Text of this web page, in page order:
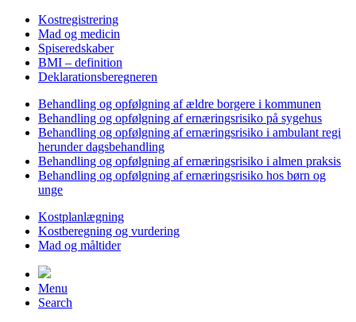
Kostregistrering
Mad og medicin
Spiseredskaber
BMI – definition
Deklarationsberegneren
Behandling og opfølgning af ældre borgere i kommunen
Behandling og opfølgning af ernæringsrisiko på sygehus
Behandling og opfølgning af ernæringsrisiko i ambulant regi
herunder dagsbehandling
Behandling og opfølgning af ernæringsrisiko i almen praksis
Behandling og opfølgning af ernæringsrisiko hos børn og
unge
Kostplanlægning
Kostberegning og vurdering
Mad og måltider
Menu
Search